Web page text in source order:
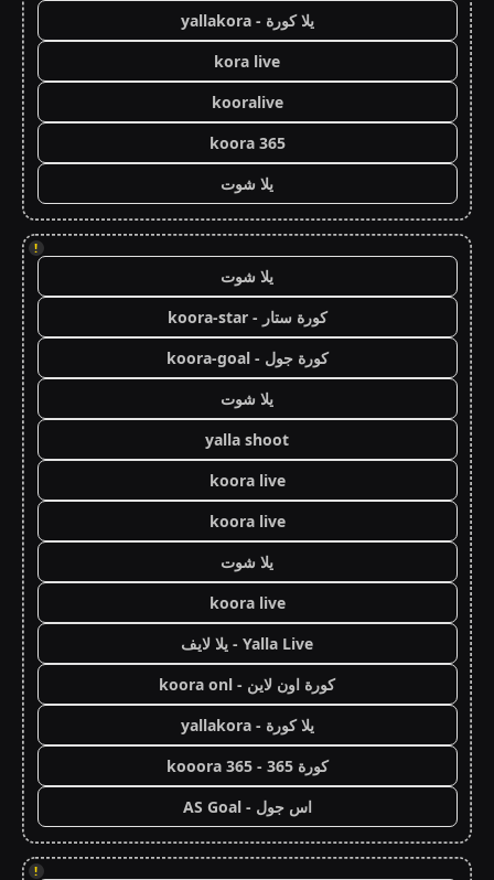
يلا كورة - yallakora
kora live
kooralive
koora 365
يلا شوت
!
يلا شوت
كورة ستار - koora-star
كورة جول - koora-goal
يلا شوت
yalla shoot
koora live
koora live
يلا شوت
koora live
Yalla Live - يلا لايف
كورة اون لاين - koora onl
يلا كورة - yallakora
كورة 365 - kooora 365
اس جول - AS Goal
!